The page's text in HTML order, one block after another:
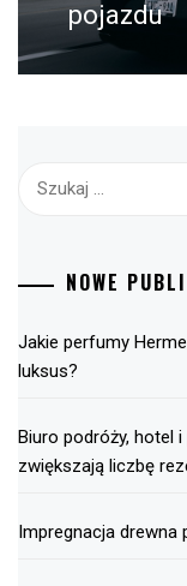
pojazdu
Szukaj:
NOWE
Jakie perfumy
luksus?
Biuro podróży, hotel
zwiększają liczbę
Impregnacja